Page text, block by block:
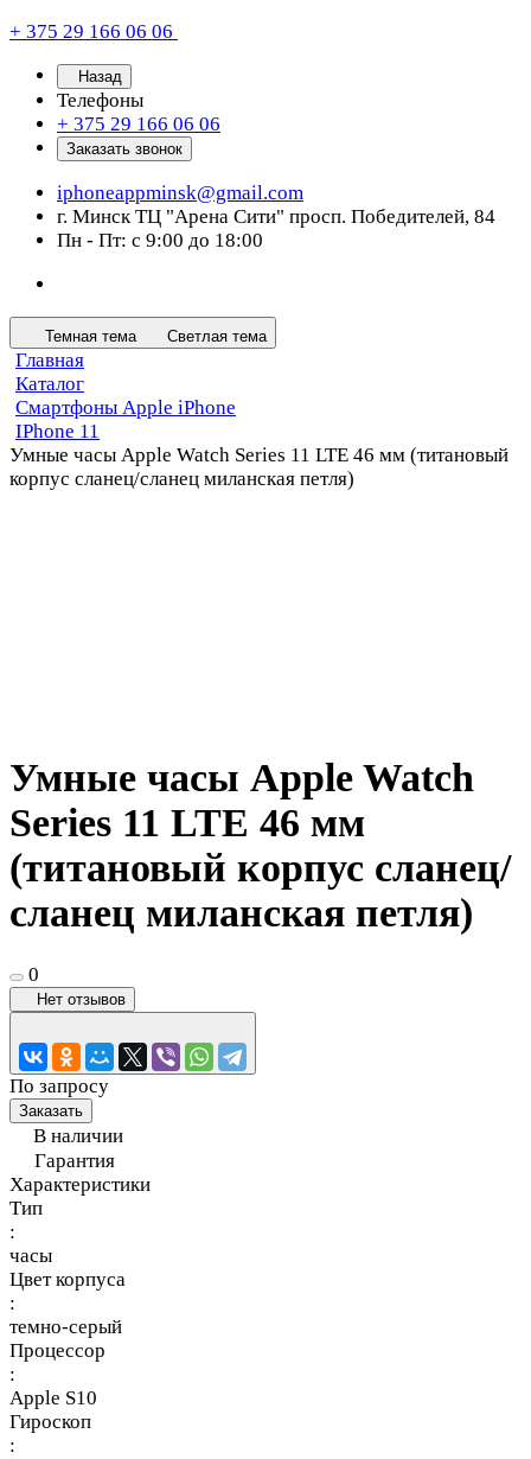
+ 375 29 166 06 06
Назад
Телефоны
+ 375 29 166 06 06
Заказать звонок
iphoneappminsk@gmail.com
г. Минск ТЦ "Арена Сити" просп. Победителей, 84
Пн - Пт: с 9:00 до 18:00
Темная тема Светлая тема
Главная
Каталог
Смартфоны Apple iPhone
IPhone 11
Умные часы Apple Watch Series 11 LTE 46 мм (титановый
корпус сланец/сланец миланская петля)
Умные часы Apple Watch
Series 11 LTE 46 мм
(титановый корпус сланец/
сланец миланская петля)
0
Нет отзывов
По запросу
Заказать
В наличии
Гарантия
Характеристики
Тип
:
часы
Цвет корпуса
:
темно-серый
Процессор
:
Apple S10
Гироскоп
: